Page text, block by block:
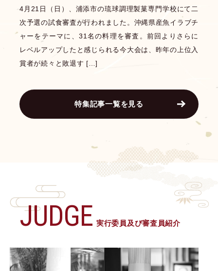
4月21日（日）、浦添市の琉球調理製菓専門学校にて二
次予選の試食審査が行われました。沖縄県産魚イラブチ
ャーをテーマに、31名の料理を審査。前回よりさらに
レベルアップしたと感じられる今大会は、昨年の上位入
賞者が続々と敗退す […]
特集記事一覧を見る
JUDGE 実行委員及び審査員紹介